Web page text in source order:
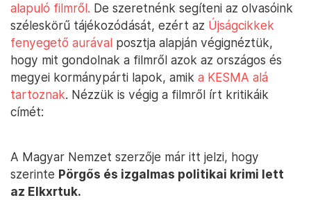
alapuló filmről. De szeretnénk segíteni az olvasóink
széleskörű tájékozódását, ezért az Újságcikkek
fenyegető aurával posztja alapján végignéztük,
hogy mit gondolnak a filmről azok az országos és
megyei kormánypárti lapok, amik a KESMA alá
tartoznak. Nézzük is végig a filmről írt kritikáik
címét:
A Magyar Nemzet szerzője már itt jelzi, hogy
szerinte Pörgős és izgalmas politikai krimi lett
az Elkxrtuk.